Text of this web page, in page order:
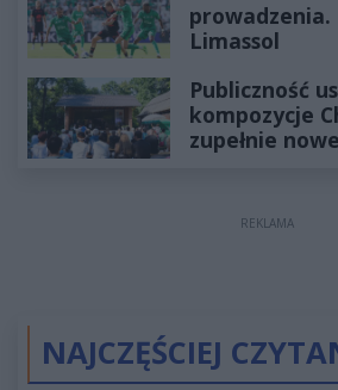
prowadzenia.
Limassol
Publiczność
kompozycje
zupełnie
REKLAMA
NAJCZĘŚCIEJ